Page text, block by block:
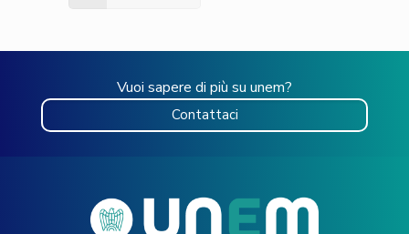
Vuoi sapere di più su unem?
Contattaci